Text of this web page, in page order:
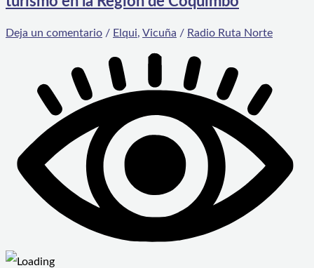
Deja un comentario / Elqui, Vicuña / Radio Ruta Norte